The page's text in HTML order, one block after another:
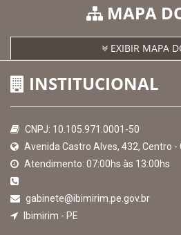
MAPA
EXIBIR MAPA
INSTITUCIONAL
CNPJ: 10.105.971.0001-50
Avenida Castro Alves, 432, Centro -
Atendimento: 07:00hs às 13:00hs
gabinete@ibimirim.pe.gov.br
Ibimirim - PE